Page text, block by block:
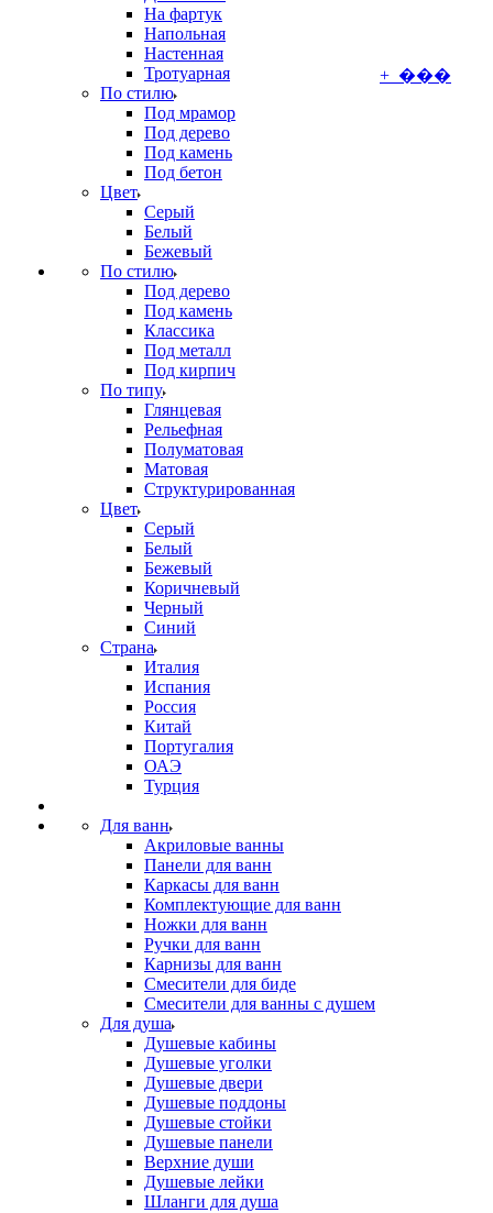
На фартук
Напольная
Настенная
Тротуарная
По стилю
Под мрамор
Под дерево
Под камень
Под бетон
Цвет
Серый
Белый
Бежевый
По стилю
Под дерево
Под камень
Классика
Под металл
Под кирпич
По типу
Глянцевая
Рельефная
Полуматовая
Матовая
Структурированная
Цвет
Серый
Белый
Бежевый
Коричневый
Черный
Синий
Страна
Италия
Испания
Россия
Китай
Португалия
ОАЭ
Турция
Для ванн
Акриловые ванны
Панели для ванн
Каркасы для ванн
Комплектующие для ванн
Ножки для ванн
Ручки для ванн
Карнизы для ванн
Смесители для биде
Смесители для ванны с душем
Для душа
Душевые кабины
Душевые уголки
Душевые двери
Душевые поддоны
Душевые стойки
Душевые панели
Верхние души
Душевые лейки
Шланги для душа
+ ���